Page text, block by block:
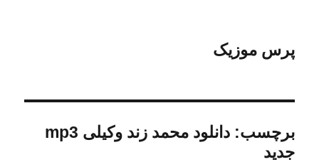
پرس موزیک
برچسب:
دانلود محمد زند وکیلی mp3
جدید